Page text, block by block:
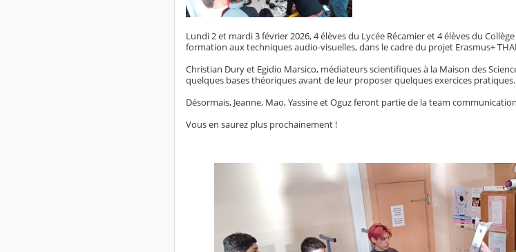
Lundi 2 et mardi 3 février 2026, 4 élèves du Lycée Récamier et 4 élèves du
formation aux techniques audio-visuelles, dans le cadre du projet Erasmus+
Christian Dury et Egidio Marsico, médiateurs scientifiques à la Maison des
quelques bases théoriques avant de leur proposer quelques exercices pratiques.
Désormais, Jeanne, Mao, Yassine et Oguz feront partie de la team
Vous en saurez plus prochainement !